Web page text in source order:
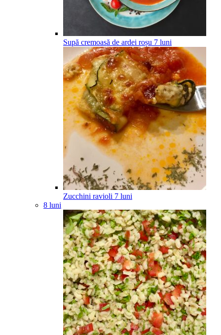
Supă cremoasă de ardei roșu 7 luni
Zucchini ravioli 7 luni
8 luni